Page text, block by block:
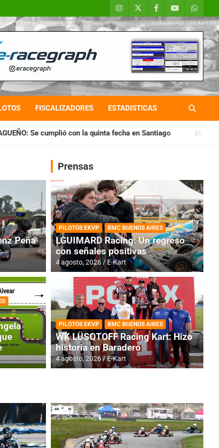
FISCALIZADORES ESTADISTICAS
la quinta fecha en Santiago IAME SERIES ARGENTINA:
RMC BUENOS AIRES
Cerró una jornada
Peña
Prensas
PILOTOS EKVP RMC BUENOS AIRES
LGUIMARD Racing: Un regreso
con señales positivas
4 agosto, 2026 E-Kart
PILOTOS EKVP RMC BUENOS AIRES
WK LÜSQTOFF Racing Kart: Hizo
historia en Baradero
4 agosto, 2026 E-Kart